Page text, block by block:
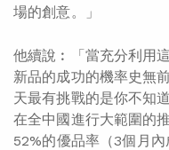
場的創意。」
他續說︰「當充分利用
新品的成功的機率史無
天最有挑戰的是你不知
在全中國進行大範圍的
52%的優品率（3個月